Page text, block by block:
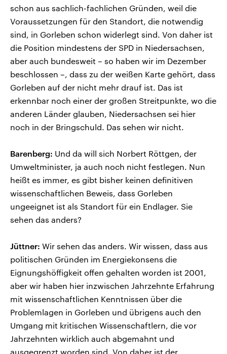
schon aus sachlich-fachlichen Gründen, weil die
Voraussetzungen für den Standort, die notwendig
sind, in Gorleben schon widerlegt sind. Von daher ist
die Position mindestens der SPD in Niedersachsen,
aber auch bundesweit – so haben wir im Dezember
beschlossen –, dass zu der weißen Karte gehört, dass
Gorleben auf der nicht mehr drauf ist. Das ist
erkennbar noch einer der großen Streitpunkte, wo die
anderen Länder glauben, Niedersachsen sei hier
noch in der Bringschuld. Das sehen wir nicht.
Barenberg: Und da will sich Norbert Röttgen, der
Umweltminister, ja auch noch nicht festlegen. Nun
heißt es immer, es gibt bisher keinen definitiven
wissenschaftlichen Beweis, dass Gorleben
ungeeignet ist als Standort für ein Endlager. Sie
sehen das anders?
Jüttner: Wir sehen das anders. Wir wissen, dass aus
politischen Gründen im Energiekonsens die
Eignungshöffigkeit offen gehalten worden ist 2001,
aber wir haben hier inzwischen Jahrzehnte Erfahrung
mit wissenschaftlichen Kenntnissen über die
Problemlagen in Gorleben und übrigens auch den
Umgang mit kritischen Wissenschaftlern, die vor
Jahrzehnten wirklich auch abgemahnt und
ausgegrenzt worden sind. Von daher ist der